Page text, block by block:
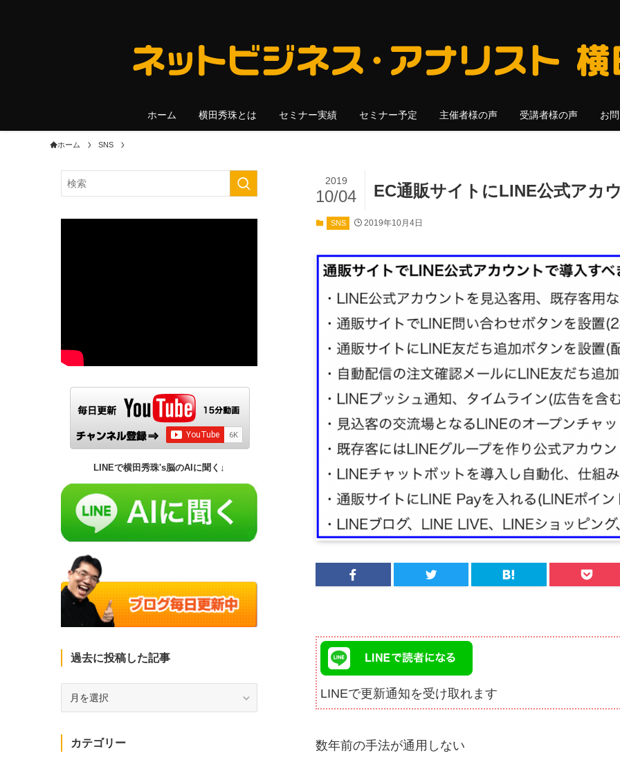
ホーム 横田秀珠とは セミナー実績 セミナー予定 主催者様の声 受講者様の声 お
ホーム SNS
EC通販サイトにLINE公式アカ
2019
10/04
SNS 2019年10月4日
LINEで更新通知を受け取れます
数年前の手法が通用しない
LINEで横田秀珠's脳のAIに聞く↓
過去に投稿した記事
投
稿
カテゴリー